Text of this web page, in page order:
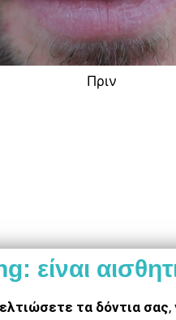
Πριν
είναι
τα δόντια σας,